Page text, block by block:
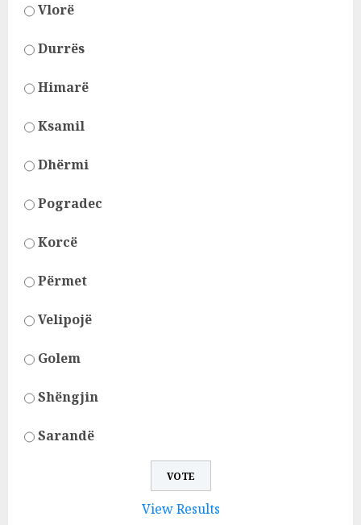
Vlorë
Durrës
Himarë
Ksamil
Dhërmi
Pogradec
Korcë
Përmet
Velipojë
Golem
Shëngjin
Sarandë
View Results